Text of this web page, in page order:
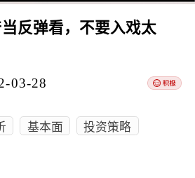
反弹看，不要入戏太
03-28
基本面
投资策略